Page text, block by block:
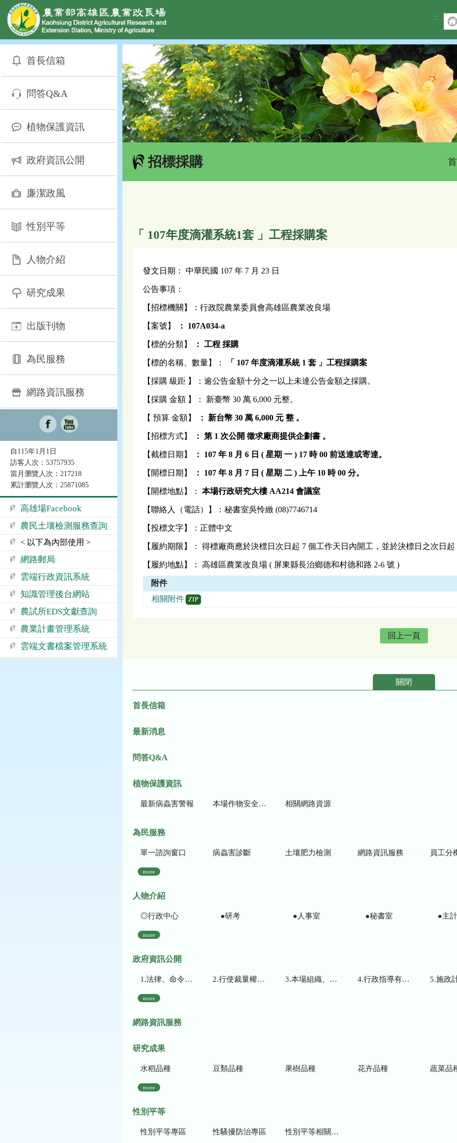
網頁置頂
:::
首長信箱
問答Q&A
植物保護資訊
政府資訊公開
廉潔政風
性別平等
人物介紹
研究成果
出版刊物
為民服務
網路資訊服務
自115年1月1日
訪客人次：53757935
當月瀏覽人次：217218
累計瀏覽人次：25871085
高雄場Facebook
農民土壤檢測服務查詢
< 以下為內部使用 >
網路郵局
雲端行政資訊系統
知識管理後台網站
農試所EDS文獻查詢
農業計畫管理系統
雲端文書檔案管理系統
::: 招標採購
「 107年度滴灌系統1套 」工程採購案
發文日期： 中華民國 107 年 7 月 23 日
公告事項：
【招標機關】：行政院農業委員會高雄區農業改良場
【案號】 ： 107A034-a
【標的分類】 ： 工程 採購
【標的名稱、數量】： 「 107 年度滴灌系統 1 套 」工程採購案
【採購 級距 】：逾公告金額十分之一以上未達公告金額之採購。
【採購 金額 】： 新臺幣 30 萬 6,000 元整。
【 預算 金額】 ： 新台幣 30 萬 6,000 元 整 。
【招標方式】 ： 第 1 次公開 徵求廠商提供企劃書 。
【截標日期】 ： 107 年 8 月 6 日 ( 星期 一 ) 17 時 00 前送達或寄達。
【開標日期】 ： 107 年 8 月 7 日 ( 星期 二 ) 上午 10 時 00 分。
【開標地點】： 本場行政研究大樓 AA214 會議室
【聯絡人（電話）】：秘書室吳怜緻 (08)7746714
【投標文字】：正體中文
【履約期限】： 得標廠商應於決標日次日起 7 個工作天日內開工，並於決標日之次日
【履約地點】： 高雄區農業改良場 ( 屏東縣長治鄉德和村德和路 2-6 號 )
附件
相關附件 ZIP
回上一頁
關閉
首長信箱
最新消息
問答Q&A
植物保護資訊
最新病蟲害警報 本場作物安全用藥資訊 相關網路資源
為民服務
單一諮詢窗口 病蟲害診斷 土壤肥力檢測 網路資訊服務 員工分
more
人物介紹
◎行政中心 ●研考 ●人事室 ●秘書室 ●主
more
政府資訊公開
1.法律、命令、法規命令 2.行使裁量權而訂頒之解釋性規定及裁量基準 3.本場組織、職掌及聯絡資訊 4.行政指導有關文書 5.施政計畫、業務
more
網路資訊服務
研究成果
水稻品種 豆類品種 果樹品種 花卉品種 蔬菜品
more
性別平等
性別平等專區 性騷擾防治專區 性別平等相關網站